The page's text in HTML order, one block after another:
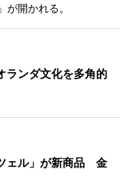
開かれる。
ンダ文化を多角的
ェル」が新商品 金